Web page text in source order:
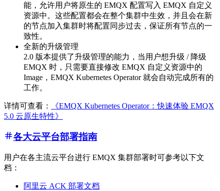
能，允许用户将原生的 EMQX 配置写入 EMQX 自定义
资源中。这些配置都会在整个集群中生效，并且会在新
的节点加入集群时将配置同步过去，保证所有节点的一
致性。
全新的升级管理
2.0 版本提供了升级管理的能力，当用户想升级 / 降级
EMQX 时，只需要直接修改 EMQX 自定义资源中的
Image，EMQX Kubernetes Operator 就会自动完成所有的
工作。
详情可查看：
《EMQX Kubernetes Operator：快速体验 EMQX
5.0 云原生特性》
各大云平台部署指南
用户在各主流云平台进行 EMQX 集群部署时可参考以下文
档：
阿里云 ACK 部署文档